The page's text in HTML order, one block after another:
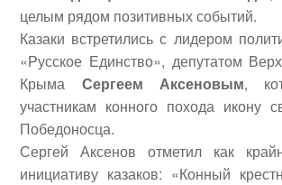
целым рядом позитивных событий.
Казаки встретились с лидером
«Русское Единство», депутатом
Крыма Сергеем Аксеновым,
участникам конного похода икону
Победоносца.
Сергей Аксенов отметил как
инициативу казаков: «Конный